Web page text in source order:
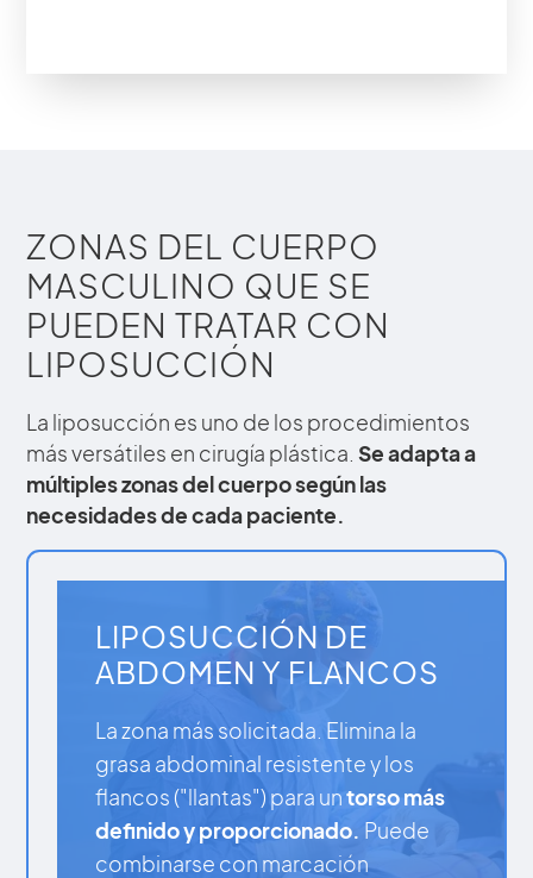
ZONAS DEL CUERPO
MASCULINO QUE SE
PUEDEN TRATAR CON
LIPOSUCCIÓN
La liposucción es uno de los procedimientos
más versátiles en cirugía plástica.Se adapta a
múltiples zonas del cuerpo según las
necesidades de cada paciente.
LIPOSUCCIÓN DE
ABDOMEN Y FLANCOS
La zona más solicitada. Elimina la
grasa abdominal resistente y los
flancos ("llantas") para untorso más
definido y proporcionado. Puede
combinarse con marcación